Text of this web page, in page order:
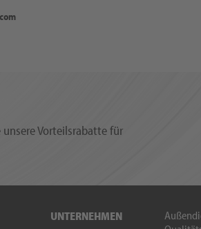
Vorteilsrabatte für
UNTERNEHMEN